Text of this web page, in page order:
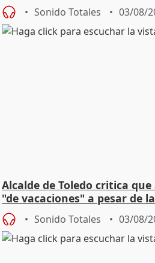
SMA
Sonido Totales 03/08/
Alcalde de Toledo critica
"de vacaciones" a pesar de
Sonido Totales 03/08/